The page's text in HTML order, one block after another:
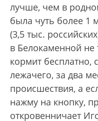
лучше, чем в
была чуть более 1
(3,5 тыс.
в Белокаменной
кормит бесплатно,
лежачего, за два
происшествия, а
нажму на кнопку,
откровенничает